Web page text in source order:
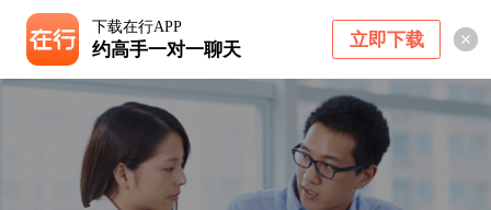
下载在行APP
约高手一对一聊天 立即下载